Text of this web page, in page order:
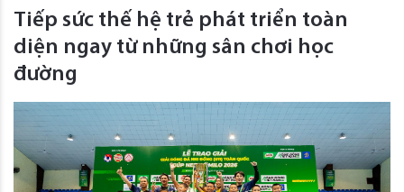
Tiếp sức thế hệ trẻ phát triển toàn
diện ngay từ những sân chơi học
đường